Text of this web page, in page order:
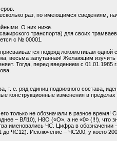
раз, по имеющимся сведениям,
О них ниже.
транспорта) для своих
с № 00001.
подряд локомотивам одной
весьма запутанная! Желающим
Тогда, перед введением с 01.01.1985
е. ряд единиц подвижного состава,
изменения в
не обозначали в разное время!
– ВЛ10), Н8О («О», а не «0» (!!!), что
именовались ЧС. Цифра в обозначении
ЧС12). Исключение – ЧС200, у коего 200